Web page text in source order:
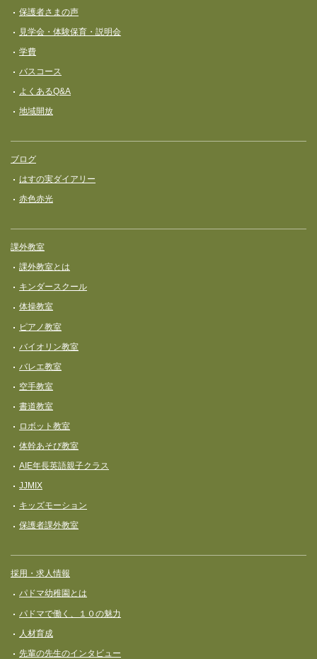
保護者さまの声
見学会・体験保育・説明会
学費
バスコース
よくあるQ&A
地域開放
ブログ
はすの実ダイアリー
赤色赤光
課外教室
課外教室とは
キンダースクール
体操教室
ピアノ教室
バイオリン教室
バレエ教室
空手教室
書道教室
ロボット教室
体幹あそび教室
AIE年長英語親子クラス
JJMIX
キッズモーション
保護者課外教室
採用・求人情報
パドマ幼稚園とは
パドマで働く、１０の魅力
人材育成
先輩の先生のインタビュー